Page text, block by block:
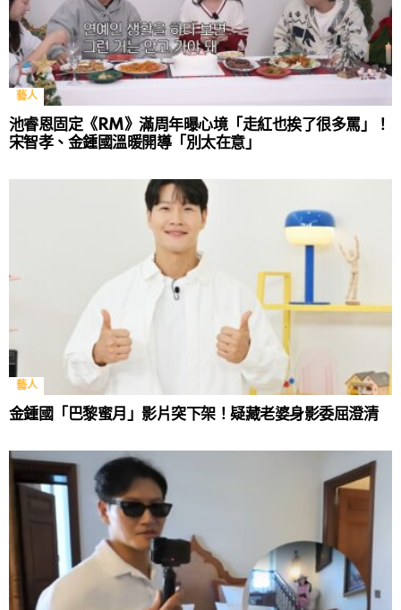
藝人
池睿恩固定《RM》滿周年曝心境「走紅也挨了很多罵」！
宋智孝、金鍾國溫暖開導「別太在意」
藝人
金鍾國「巴黎蜜月」影片突下架！疑藏老婆身影委屈澄清